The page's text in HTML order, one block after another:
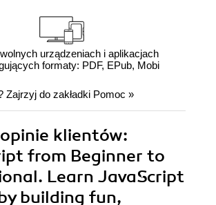
urządzeniach i aplikacjach
formaty: PDF, EPub, Mobi
Zajrzyj do zakładki Pomoc »
klientów:
from Beginner to
Learn JavaScript
building fun,